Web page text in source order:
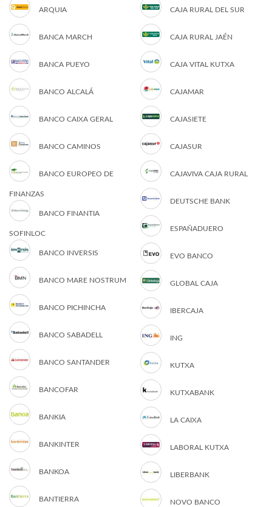
ARQUIA
BANCA MARCH
BANCA PUEYO
BANCO ALCALÁ
BANCO CAIXA GERAL
BANCO CAMINOS
BANCO EUROPEO DE
FINANZAS
BANCO FINANTIA
SOFINLOC
BANCO INVERSIS
BANCO MARE NOSTRUM
BANCO PICHINCHA
BANCO SABADELL
BANCO SANTANDER
BANCOFAR
BANKIA
BANKINTER
BANKOA
BANTIERRA
CAJA RURAL DEL SUR
CAJA RURAL JAÉN
CAJA VITAL KUTXA
CAJAMAR
CAJASIETE
CAJASUR
CAJAVIVA CAJA RURAL
DEUTSCHE BANK
ESPAÑADUERO
EVO BANCO
GLOBAL CAJA
IBERCAJA
ING
KUTXA
KUTXABANK
LA CAIXA
LABORAL KUTXA
LIBERBANK
NOVO BANCO